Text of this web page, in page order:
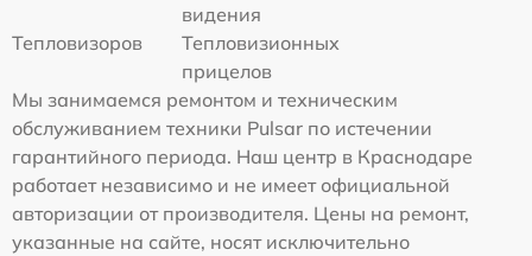
видения
Тепловизоров
Тепловизионных
прицелов
Мы занимаемся ремонтом и техническим
обслуживанием техники Pulsar по истечении
гарантийного периода. Наш центр в Краснодаре
работает независимо и не имеет официальной
авторизации от производителя. Цены на ремонт,
указанные на сайте, носят исключительно